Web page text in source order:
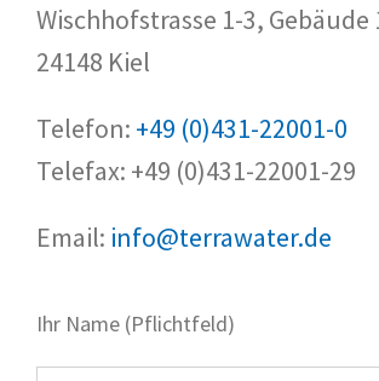
Wischhofstrasse 1-3, Gebäude
24148 Kiel
Telefon: +49 (0)431-22001-0
Telefax: +49 (0)431-22001-29
Email: info@terrawater.de
Ihr Name (Pflichtfeld)